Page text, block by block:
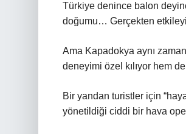
Türkiye denince balon
doğumu… Gerçekten
Ama Kapadokya aynı
deneyimi özel kılıyor hem de
Bir yandan turistler için
yönetildiği ciddi bir hava